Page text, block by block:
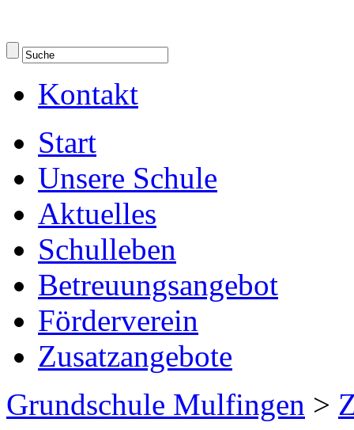
Kontakt
Start
Unsere Schule
Aktuelles
Schulleben
Betreuungsangebot
Förderverein
Zusatzangebote
Grundschule Mulfingen >